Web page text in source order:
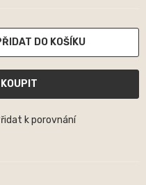
DO KOŠÍKU
k porovnání